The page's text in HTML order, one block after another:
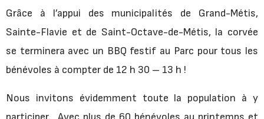
Grâce à l’appui des municipalités de Grand-Métis,
Sainte-Flavie et de Saint-Octave-de-Métis, la corvée
se terminera avec un BBQ festif au Parc pour tous les
bénévoles à compter de 12 h 30 – 13 h !
Nous invitons évidemment toute la population à y